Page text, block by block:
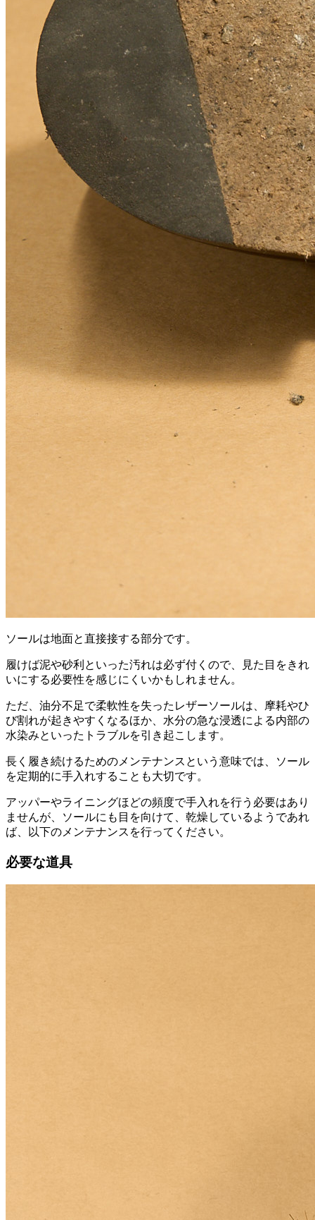
ソールは地面と直接接する部分です。
履けば泥や砂利といった汚れは必ず付くので、見た目をきれ
いにする必要性を感じにくいかもしれません。
ただ、油分不足で柔軟性を失ったレザーソールは、摩耗やひ
び割れが起きやすくなるほか、水分の急な浸透による内部の
水染みといったトラブルを引き起こします。
長く履き続けるためのメンテナンスという意味では、ソール
を定期的に手入れすることも大切です。
アッパーやライニングほどの頻度で手入れを行う必要はあり
ませんが、ソールにも目を向けて、乾燥しているようであれ
ば、以下のメンテナンスを行ってください。
必要な道具